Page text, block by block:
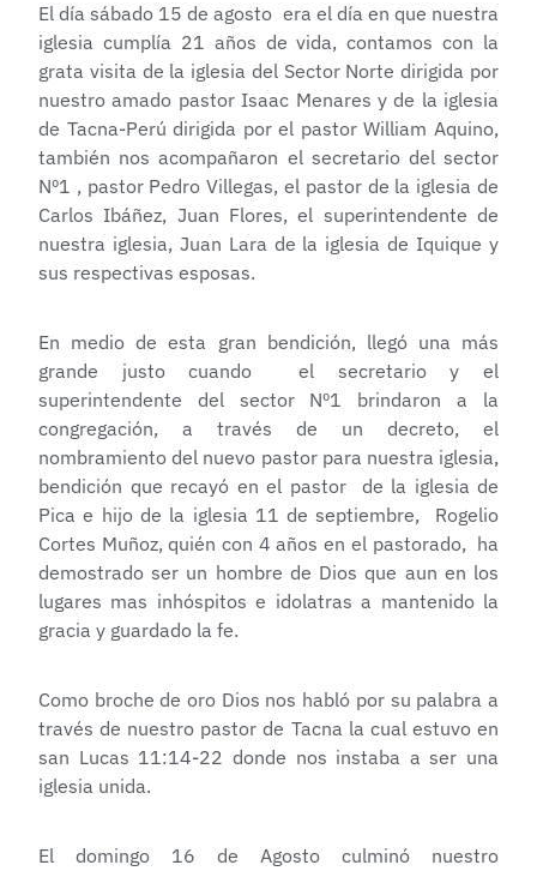
El día sábado 15 de agosto era el día en que nuestra
iglesia cumplía 21 años de vida, contamos con la
grata visita de la iglesia del Sector Norte dirigida por
nuestro amado pastor Isaac Menares y de la iglesia
de Tacna-Perú dirigida por el pastor William Aquino,
también nos acompañaron el secretario del sector
Nº1 , pastor Pedro Villegas, el pastor de la iglesia de
Carlos Ibáñez, Juan Flores, el superintendente de
nuestra iglesia, Juan Lara de la iglesia de Iquique y
sus respectivas esposas.
En medio de esta gran bendición, llegó una más
grande justo cuando el secretario y el
superintendente del sector Nº1 brindaron a la
congregación, a través de un decreto, el
nombramiento del nuevo pastor para nuestra iglesia,
bendición que recayó en el pastor de la iglesia de
Pica e hijo de la iglesia 11 de septiembre, Rogelio
Cortes Muñoz, quién con 4 años en el pastorado, ha
demostrado ser un hombre de Dios que aun en los
lugares mas inhóspitos e idolatras a mantenido la
gracia y guardado la fe.
Como broche de oro Dios nos habló por su palabra a
través de nuestro pastor de Tacna la cual estuvo en
san Lucas 11:14-22 donde nos instaba a ser una
iglesia unida.
El domingo 16 de Agosto culminó nuestro